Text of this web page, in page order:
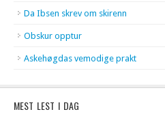
Da Ibsen skrev om skirenn
Obskur opptur
Askehøgdas vemodige prakt
MEST LEST I DAG